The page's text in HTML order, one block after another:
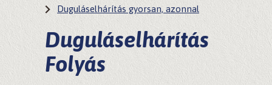
Duguláselhárítás gyorsan, azonnal
Duguláselhárítás
Folyás